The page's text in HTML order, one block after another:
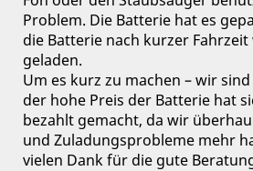
Problem. Die Batterie hat es
die Batterie nach kurzer
geladen.
Um es kurz zu machen – wir
der hohe Preis der Batterie hat
bezahlt gemacht, da wir
und Zuladungsprobleme mehr
vielen Dank für die gute